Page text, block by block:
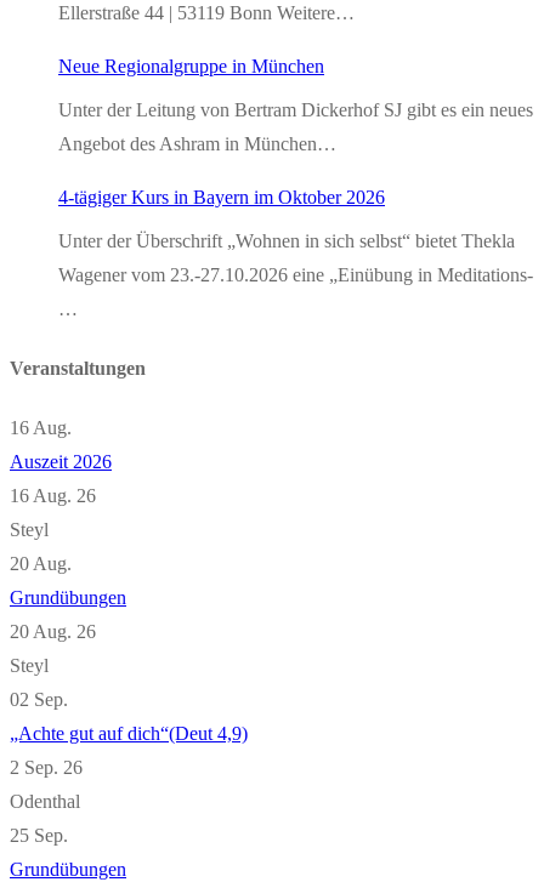
Ellerstraße 44 | 53119 Bonn Weitere…
Neue Regionalgruppe in München
Unter der Leitung von Bertram Dickerhof SJ gibt es ein neues
Angebot des Ashram in München…
4-tägiger Kurs in Bayern im Oktober 2026
Unter der Überschrift „Wohnen in sich selbst“ bietet Thekla
Wagener vom 23.-27.10.2026 eine „Einübung in Meditations-
…
Veranstaltungen
16 Aug.
Auszeit 2026
16 Aug. 26
Steyl
20 Aug.
Grundübungen
20 Aug. 26
Steyl
02 Sep.
„Achte gut auf dich“(Deut 4,9)
2 Sep. 26
Odenthal
25 Sep.
Grundübungen